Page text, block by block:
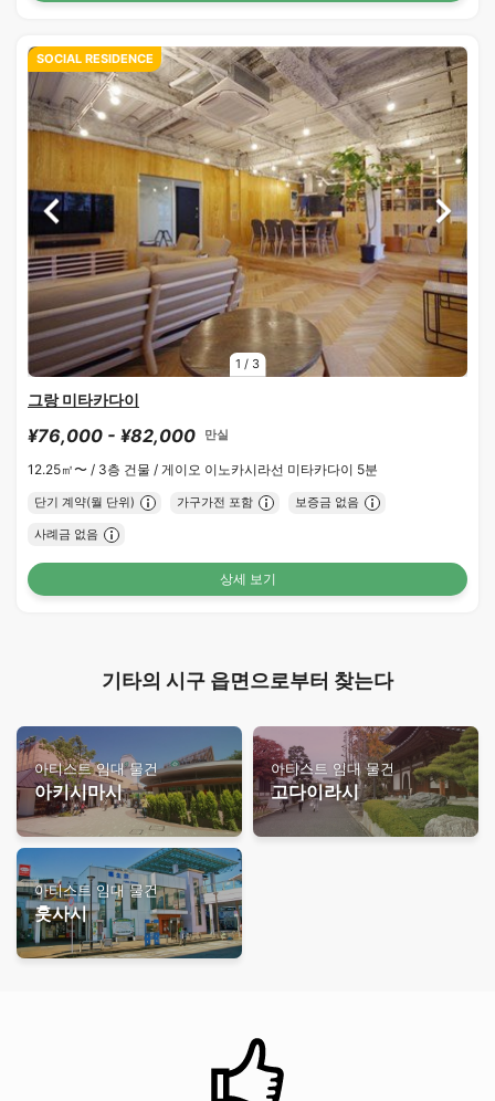
1 / 3
SOCIAL RESIDENCE
그랑 미타카다이
¥76,000 - ¥82,000 만실
12.25㎡〜 / 3층 건물 / 게이오 이노카시라선 미타카다이 5분
단기 계약(월 단위) 가구가전 포함 보증금 없음
사례금 없음
상세 보기
기타의 시구 읍면으로부터 찾는다
아티스트 임대 물건
아키시마시
아티스트 임대 물건
고다이라시
아티스트 임대 물건
훗사시